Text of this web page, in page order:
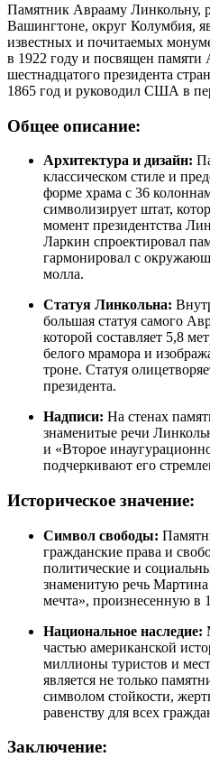
Памятник Аврааму Линкольну,
Вашингтоне, округ Колумбия,
известных и почитаемых
в 1922 году и посвящен памяти
шестнадцатого президента
1865 год и руководил США в
Общее описание:
Архитектура и дизайн:
классическом стиле и
форме храма с 36
символизирует штат,
момент президентства
Ларкин спроектировал
гармонировал с
молла.
Статуя Линкольна:
большая статуя самого
которой составляет 5,8
белого мрамора и
троне. Статуя
президента.
Надписи: На стенах
знаменитые речи
и «Второе
подчеркивают его
Историческое значение:
Символ свободы:
гражданские права и
политические и
знаменитую речь
мечта», произнесенную в
Национальное наследие:
частью американской
миллионы туристов и
является не только
символом стойкости,
равенству для всех
Заключение: